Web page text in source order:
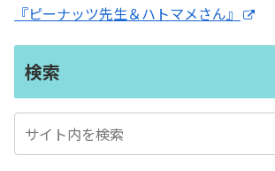
『ピーナッツ先生＆ハトマメさん』
検索